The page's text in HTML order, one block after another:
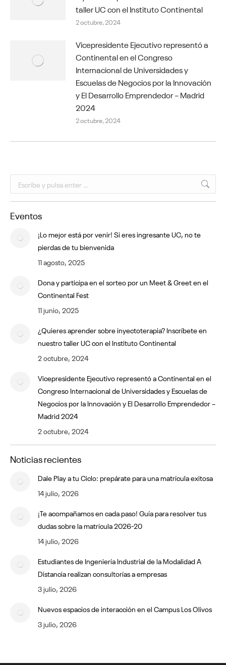
taller UC con el Instituto Continental
2 octubre, 2024
Vicepresidente Ejecutivo representó a
Continental en el Congreso
Internacional de Universidades y
Escuelas de Negocios por la Innovación
y El Desarrollo Emprendedor – Madrid
2024
2 octubre, 2024
Buscar:
Eventos
¡Lo mejor está por venir! Si eres ingresante UC, no te
pierdas de tu bienvenida
11 agosto, 2025
Dona y participa en el sorteo por un Meet & Greet en el
Continental Fest
11 junio, 2025
¿Quieres aprender sobre inyectoterapia? Inscríbete en
nuestro taller UC con el Instituto Continental
2 octubre, 2024
Vicepresidente Ejecutivo representó a Continental en el
Congreso Internacional de Universidades y Escuelas de
Negocios por la Innovación y El Desarrollo Emprendedor –
Madrid 2024
2 octubre, 2024
Noticias recientes
Dale Play a tu Ciclo: prepárate para una matrícula exitosa
14 julio, 2026
¡Te acompañamos en cada paso! Guía para resolver tus
dudas sobre la matrícula 2026-20
14 julio, 2026
Estudiantes de Ingeniería Industrial de la Modalidad A
Distancia realizan consultorías a empresas
3 julio, 2026
Nuevos espacios de interacción en el Campus Los Olivos
3 julio, 2026